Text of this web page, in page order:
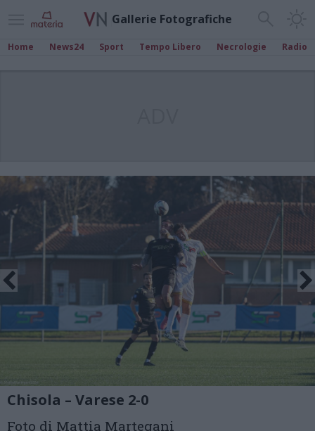
Gallerie Fotografiche
Home News24 Sport Tempo Libero Necrologie Radio
Chisola – Varese 2-0
Foto di Mattia Martegani